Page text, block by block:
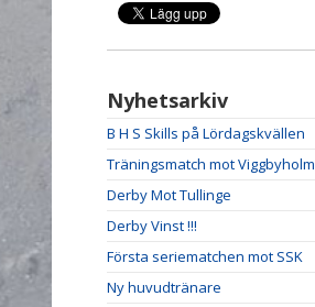
Nyhetsarkiv
B H S Skills på Lördagskvällen
Träningsmatch mot Viggbyholm
Derby Mot Tullinge
Derby Vinst !!!
Första seriematchen mot SSK
Ny huvudtränare